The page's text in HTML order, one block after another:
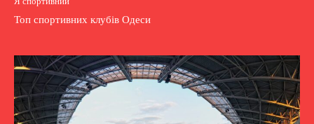
Топ спортивних клубів Одеси